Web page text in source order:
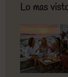
Lo mas